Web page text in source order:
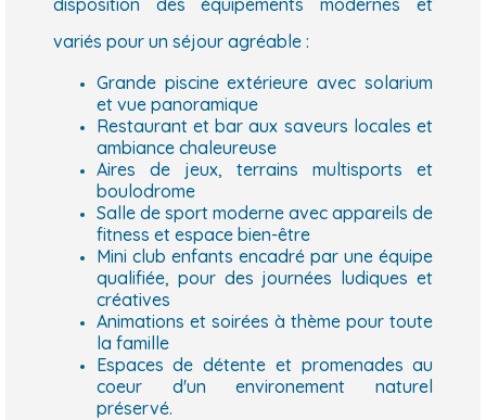
disposition des équipements modernes et
variés pour un séjour agréable :
Grande piscine extérieure avec solarium
et vue panoramique
Restaurant et bar aux saveurs locales et
ambiance chaleureuse
Aires de jeux, terrains multisports et
boulodrome
Salle de sport moderne avec appareils de
fitness et espace bien-être
Mini club enfants encadré par une équipe
qualifiée, pour des journées ludiques et
créatives
Animations et soirées à thème pour toute
la famille
Espaces de détente et promenades au
coeur d'un environement naturel
préservé.